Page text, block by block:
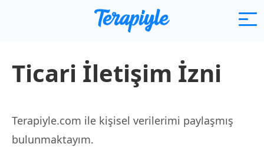
Ticari İletişim İzni
Terapiyle.com ile kişisel verilerimi paylaşmış
bulunmaktayım.